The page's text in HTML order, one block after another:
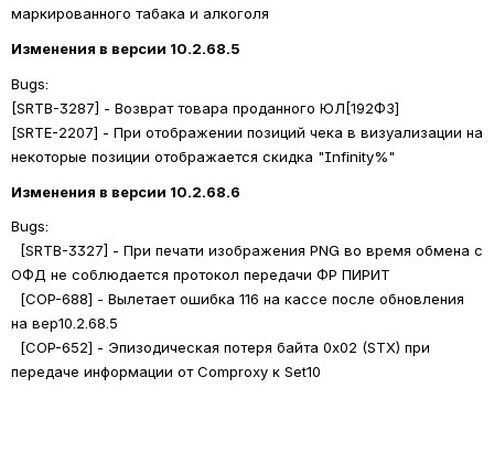
маркированного табака и алкоголя
Изменения в версии 10.2.68.5
Bugs:
[SRTB-3287] - Возврат товара проданного ЮЛ[192ФЗ]
[SRTE-2207] - При отображении позиций чека в визуализации на
некоторые позиции отображается скидка "Infinity%"
Изменения в версии 10.2.68.6
Bugs:
[SRTB-3327] - При печати изображения PNG во время обмена с
ОФД не соблюдается протокол передачи ФР ПИРИТ
[COP-688] - Вылетает ошибка 116 на кассе после обновления
на вер10.2.68.5
[COP-652] - Эпизодическая потеря байта 0x02 (STX) при
передаче информации от Comproxy к Set10